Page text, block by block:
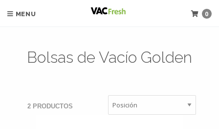
MENU 0
Bolsas de Vacío Golden
2 PRODUCTOS